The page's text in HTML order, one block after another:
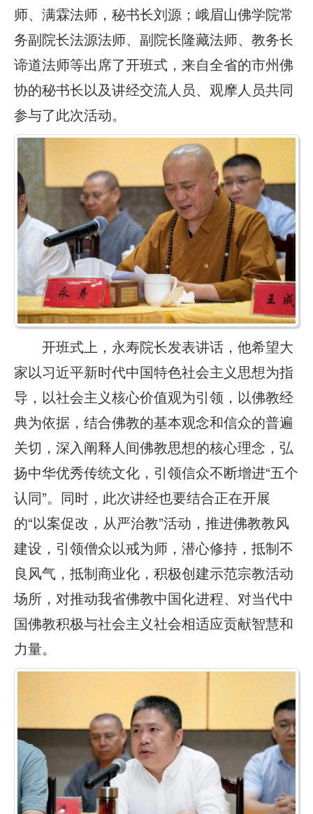
师、满霖法师，秘书长刘源；峨眉山佛学院常
务副院长法源法师、副院长隆藏法师、教务长
谛道法师等出席了开班式，来自全省的市州佛
协的秘书长以及讲经交流人员、观摩人员共同
参与了此次活动。
开班式上，永寿院长发表讲话，他希望大
家以习近平新时代中国特色社会主义思想为指
导，以社会主义核心价值观为引领，以佛教经
典为依据，结合佛教的基本观念和信众的普遍
关切，深入阐释人间佛教思想的核心理念，弘
扬中华优秀传统文化，引领信众不断增进“五个
认同”。同时，此次讲经也要结合正在开展
的“以案促改，从严治教”活动，推进佛教教风
建设，引领僧众以戒为师，潜心修持，抵制不
良风气，抵制商业化，积极创建示范宗教活动
场所，对推动我省佛教中国化进程、对当代中
国佛教积极与社会主义社会相适应贡献智慧和
力量。